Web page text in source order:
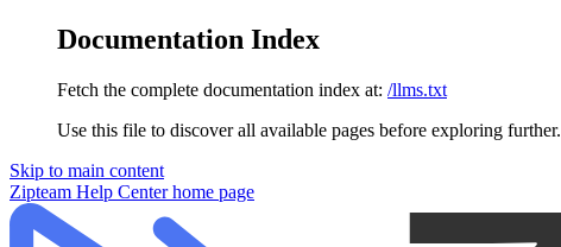
Documentation Index
Fetch the complete documentation index at: /llms.txt
Use this file to discover all available pages before exploring further.
Skip to main content
Zipteam Help Centerhome page